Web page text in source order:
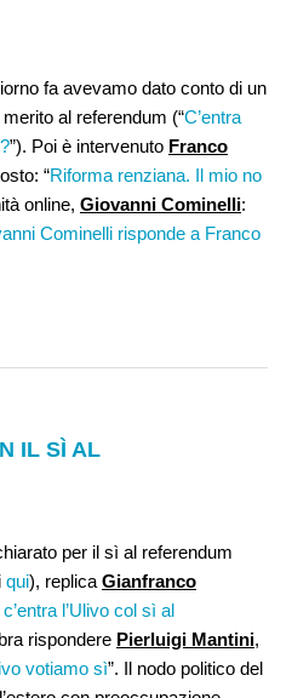
fa avevamo dato conto di un
al referendum (“C’entra
”). Poi è intervenuto Franco
“Riforma renziana. Il mio no
online, Giovanni Cominelli:
Cominelli risponde a Franco
IL SÌ AL
per il sì al referendum
qui), replica Gianfranco
l’Ulivo col sì al
rispondere Pierluigi Mantini,
votiamo sì”. Il nodo politico del